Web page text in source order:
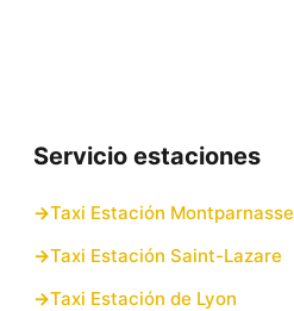
Servicio estaciones
Taxi Estación Montparnasse
Taxi Estación Saint-Lazare
Taxi Estación de Lyon